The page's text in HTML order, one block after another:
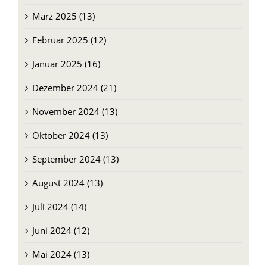
März 2025 (13)
Februar 2025 (12)
Januar 2025 (16)
Dezember 2024 (21)
November 2024 (13)
Oktober 2024 (13)
September 2024 (13)
August 2024 (13)
Juli 2024 (14)
Juni 2024 (12)
Mai 2024 (13)